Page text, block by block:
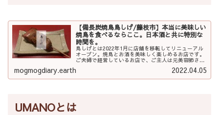
【備長炭焼鳥鳥しげ/藤枝市】本当に美味しい
焼鳥を食べるならここ。日本酒と共に特別な
時間を。
鳥しげとは2022年1月に店舗を移転してリニューアル
オープン。焼鳥とお酒を美味しく楽しめるお店です。
ご夫婦で経営しているお店で、ご主人は元美容師さ
ん。焼鳥が好きすぎてこの世界に飛び込んだのだと
mogmogdiary.earth 2022.04.05
UMANOとは